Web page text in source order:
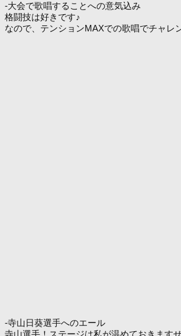
-大会で歌唱することへの意気込み
格闘技は好きです♪
なので、テンションMAXでの歌唱でチャレ
-寺山日葵選手へのエール